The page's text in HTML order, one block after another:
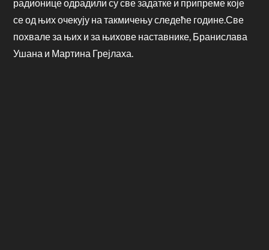
радионице одрадили су све задатке и припреме које
се од њих очекују на такмичењу следеће године.Све
похвале за њих и за њихове наставнике, Бранислава
Ушана и Мартина Грејлаха.